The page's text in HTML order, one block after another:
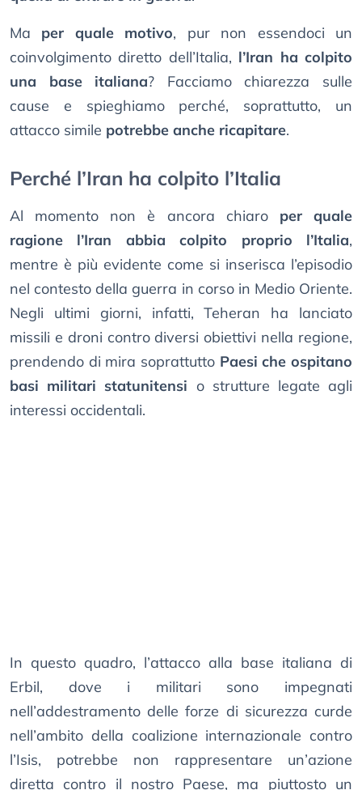
Ma per quale motivo, pur non essendoci un
coinvolgimento diretto dell’Italia, l’Iran ha colpito
una base italiana? Facciamo chiarezza sulle
cause e spieghiamo perché, soprattutto, un
attacco simile potrebbe anche ricapitare.
Perché l’Iran ha colpito l’Italia
Al momento non è ancora chiaro per quale
ragione l’Iran abbia colpito proprio l’Italia,
mentre è più evidente come si inserisca l’episodio
nel contesto della guerra in corso in Medio Oriente.
Negli ultimi giorni, infatti, Teheran ha lanciato
missili e droni contro diversi obiettivi nella regione,
prendendo di mira soprattutto Paesi che ospitano
basi militari statunitensi o strutture legate agli
interessi occidentali.
In questo quadro, l’attacco alla base italiana di
Erbil, dove i militari sono impegnati
nell’addestramento delle forze di sicurezza curde
nell’ambito della coalizione internazionale contro
l’Isis, potrebbe non rappresentare un’azione
diretta contro il nostro Paese, ma piuttosto un